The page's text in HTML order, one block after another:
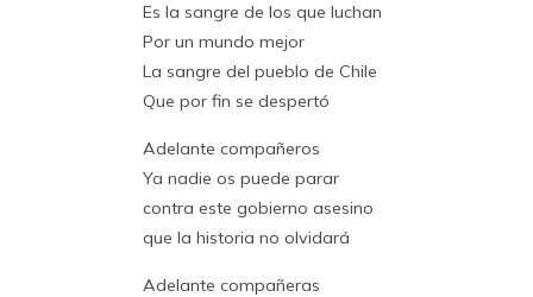
Es la sangre de los que luchan
Por un mundo mejor
La sangre del pueblo de Chile
Que por fin se despertó
Adelante compañeros
Ya nadie os puede parar
contra este gobierno asesino
que la historia no olvidará
Adelante compañeras